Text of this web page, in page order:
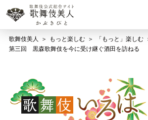
歌舞伎美人 もっと楽しむ 「もっと」楽しむ
第三回 黒森歌舞伎を今に受け継ぐ酒田を訪ねる